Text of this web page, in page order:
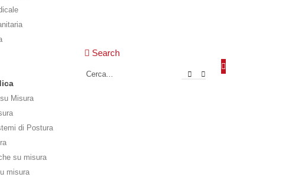
Misura
di Postura
su misura
misura
Search